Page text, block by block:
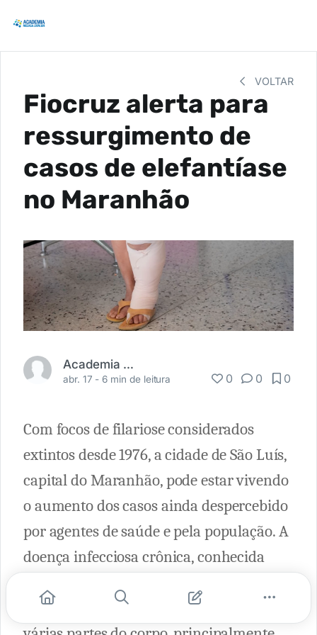
VOLTAR
Fiocruz alerta para
ressurgimento de
casos de elefantíase
no Maranhão
Academia Médica
abr. 17 -6 min de leitura 0 0 0
Com focos de filariose considerados
extintos desde 1976, a cidade de São Luís,
capital do Maranhão, pode estar vivendo
o aumento dos casos ainda despercebido
por agentes de saúde e pela população. A
doença infecciosa crônica, conhecida
inflamação e acúmulo de líquido em